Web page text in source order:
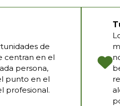
de
centran en el
persona,
punto en el
profesional.